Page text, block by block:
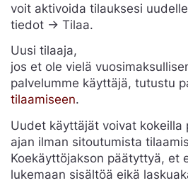
voit aktivoida tilauksesi
tiedot -> Tilaa.
Uusi tilaaja,
jos et ole vielä
palvelumme käyttäjä, tutustu
tilaamiseen.
Uudet käyttäjät voivat kokeilla
ajan ilman sitoutumista
Koekäyttöjakson päätyttyä, et
lukemaan sisältöä eikä